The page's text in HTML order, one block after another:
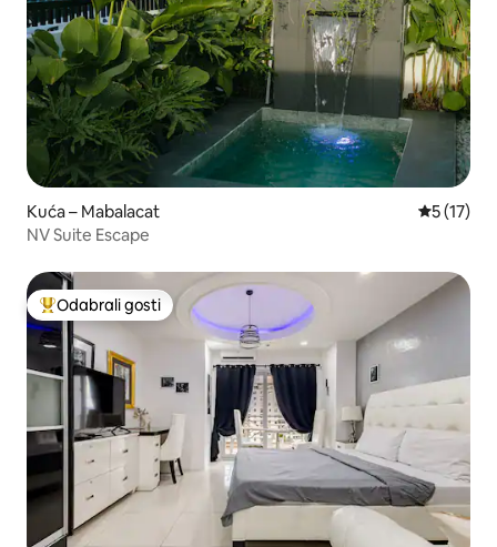
Kuća – Mabalacat Prosječna
5 (17)
NV Suite Escape
Među najviše rangiranima s oznakom „Odabrali gosti”
Odabrali gosti